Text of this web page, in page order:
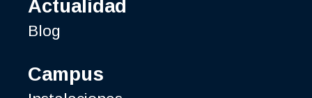
Actualidad
Blog
Campus